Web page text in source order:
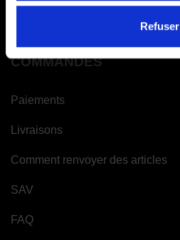
Refuser
COMMANDES
Paiements
Livraisons
Comment renvoyer des articles
SAV
FAQ